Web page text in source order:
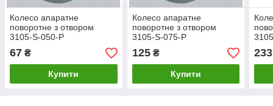
Колесо апаратне
поворотне з отвором
3105-S-050-P
67 ₴
Купити
Колесо апаратне
поворотне з отвором
3105-S-075-P
125₴
Купити
233